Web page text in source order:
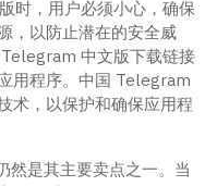
时，用户必须小心，确保
，以防止潜在的安全威
中文版下载链接
用程序。中国 Telegram
术，以保护和确保应用程
是其主要卖点之一。当